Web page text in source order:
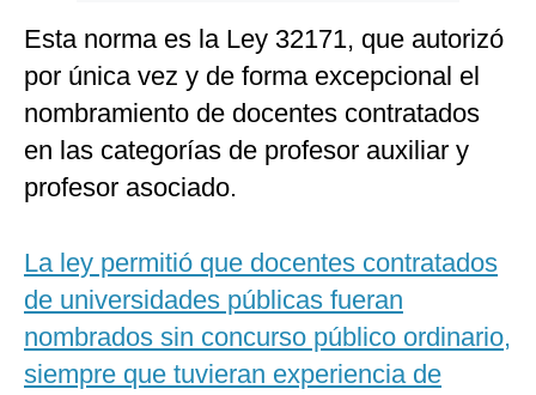
Esta norma es la Ley 32171, que autorizó
por única vez y de forma excepcional el
nombramiento de docentes contratados
en las categorías de profesor auxiliar y
profesor asociado.
La ley permitió que docentes contratados
de universidades públicas fueran
nombrados sin concurso público ordinario,
siempre que tuvieran experiencia de